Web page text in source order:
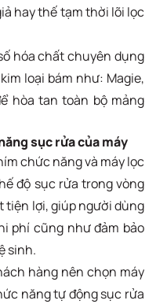
hay thế tạm thời lõi lọc
hóa chất chuyên dụng
loại bám như: Magie,
hòa tan toàn bộ mảng
sục rửa của máy
chức năng và máy lọc
độ sục rửa trong vòng
tiện lợi, giúp người dùng
phí cũng như đảm bảo
sinh.
hàng nên chọn máy
năng tự động sục rửa